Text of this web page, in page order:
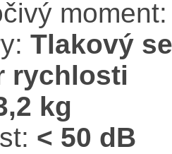
Tlakový
rychlosti
kg
< 50 dB